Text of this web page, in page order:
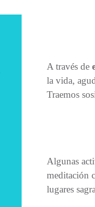
A través de
la vida,
Traemos
Algunas
meditación
lugares